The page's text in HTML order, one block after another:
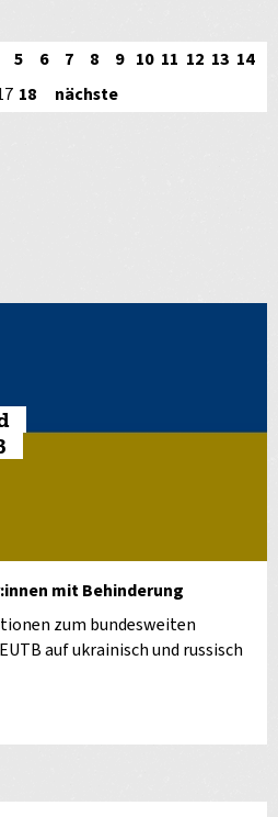
5 6 7 8 9 10 11 12 13 14
18 nächste
mit Behinderung
zum bundesweiten
auf ukrainisch und russisch